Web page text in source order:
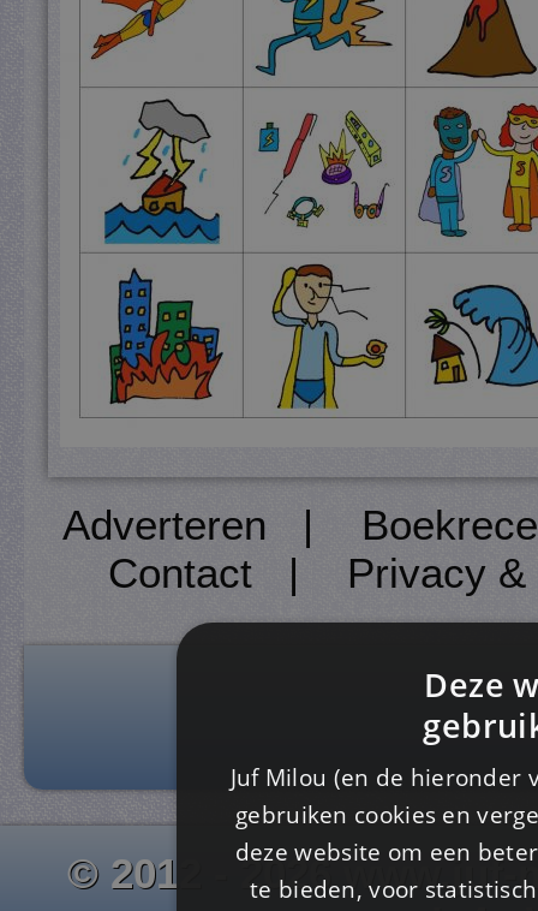
Adverteren |
Contact| Privacy
© 2012 - 2026
Deze
Juf Milou (en de
gebruiken cookies en
deze website om een
te bieden, voor